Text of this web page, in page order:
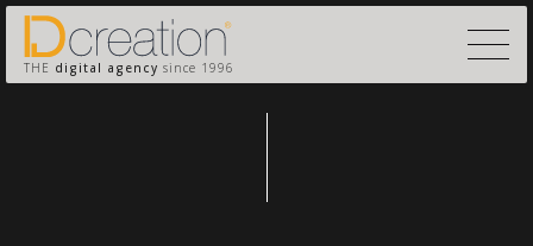
THE digital agency since 1996